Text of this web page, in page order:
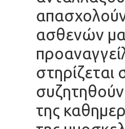
ασθενών
συζητηθούν
της